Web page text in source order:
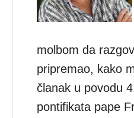
molbom da
pripremao, kako
članak u povodu
pontifikata pape